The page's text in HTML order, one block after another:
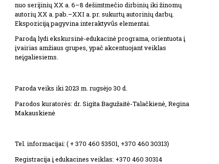
nuo serijinių XX a. 6–8 dešimtmečio dirbinių iki žinomų
autorių XX a. pab.–XXI a. pr. sukurtų autorinių darbų.
Ekspoziciją pagyvina interaktyvūs elementai.
Parodą lydi ekskursinė-edukacinė programa, orientuota į
įvairias amžiaus grupes, ypač akcentuojant veiklas
neįgaliesiems.
Paroda veiks iki 2023 m. rugsėjo 30 d.
Parodos kuratorės: dr. Sigita Bagužaitė-Talačkienė, Regina
Makauskienė
Tel. informacijai: ( + 370 460 53501, +370 460 30313)
Registracija į edukacines veiklas: +370 460 30314